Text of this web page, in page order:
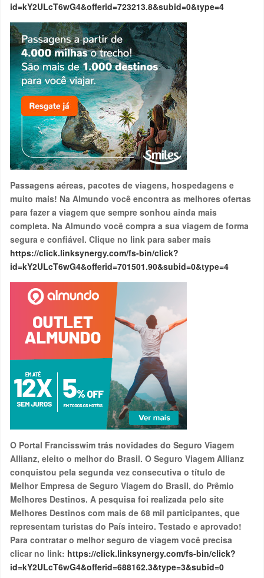
id=kY2ULcT6wG4&offerid=723213.8&subid=0&type=4
Passagens aéreas, pacotes de viagens, hospedagens e
muito mais! Na Almundo você encontra as melhores ofertas
para fazer a viagem que sempre sonhou ainda mais
completa. Na Almundo você compra a sua viagem de forma
segura e confiável. Clique no link para saber mais
https://click.linksynergy.com/fs-bin/click?
id=kY2ULcT6wG4&offerid=701501.90&subid=0&type=4
O Portal Francisswim trás novidades do Seguro Viagem
Allianz, eleito o melhor do Brasil. O Seguro Viagem Allianz
conquistou pela segunda vez consecutiva o título de
Melhor Empresa de Seguro Viagem do Brasil, do Prêmio
Melhores Destinos. A pesquisa foi realizada pelo site
Melhores Destinos com mais de 68 mil participantes, que
representam turistas do País inteiro. Testado e aprovado!
Para contratar o melhor seguro de viagem você precisa
clicar no link: https://click.linksynergy.com/fs-bin/click?
id=kY2ULcT6wG4&offerid=688162.3&type=3&subid=0